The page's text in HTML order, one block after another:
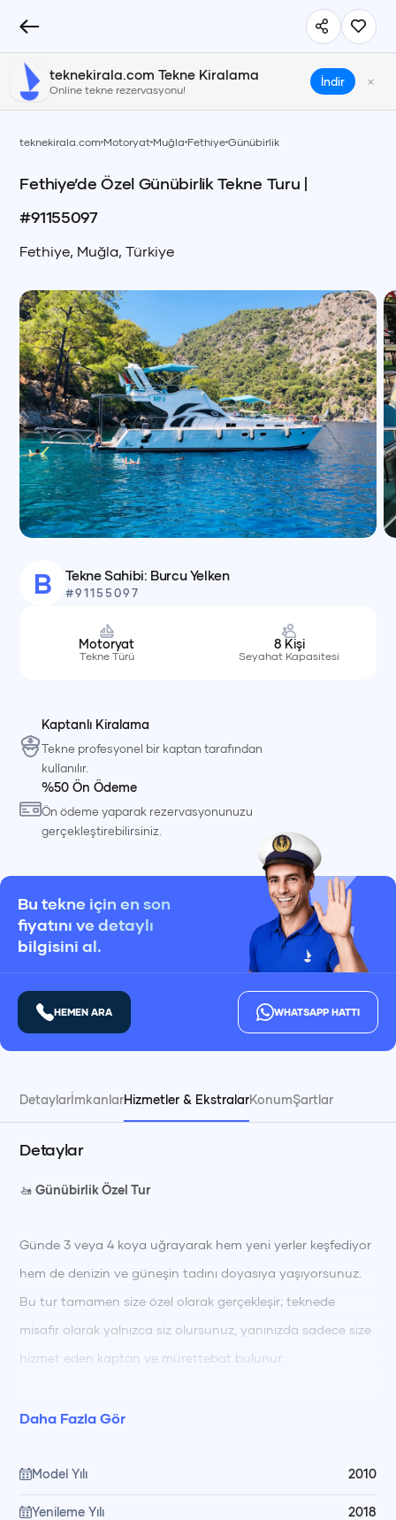
teknekirala.com Tekne Kiralama
Online tekne rezervasyonu!
İndir ×
teknekirala.com Motoryat Muğla Fethiye Günübirlik
Fethiye’de Özel Günübirlik Tekne Turu |
#91155097
Fethiye, Muğla,Türkiye
B Tekne Sahibi: Burcu Yelken
#91155097
Motoryat
Tekne Türü
8 Kişi
Seyahat Kapasitesi
Kaptanlı Kiralama
Tekne profesyonel bir kaptan tarafından
kullanılır.
%50 Ön Ödeme
Ön ödeme yaparak rezervasyonunuzu
gerçekleştirebilirsiniz.
Bu tekne için en son
fiyatını ve detaylı
bilgisini al.
HEMEN ARA WHATSAPP HATTI
DetaylarİmkanlarHizmetler & EkstralarKonumŞartlar
Detaylar
🚤Günübirlik Özel Tur
Günde 3 veya 4 koya uğrayarak hem yeni yerler keşfediyor
hem de denizin ve güneşin tadını doyasıya yaşıyorsunuz.
Bu tur tamamen size özel olarak gerçekleşir; teknede
misafir olarak yalnızca siz olursunuz, yanınızda sadece size
hizmet eden kaptan ve mürettebat bulunur.
🌅 Günün Akışı
Gündüz turumuz
16:00'da limana dönüş
Daha Fazla Gör
Model Yılı 2010
Yenileme Yılı 2018